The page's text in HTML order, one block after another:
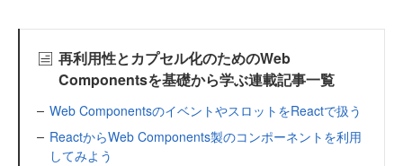
再利用性とカプセル化のためのWeb
Componentsを基礎から学ぶ連載記事一覧
Web ComponentsのイベントやスロットをReactで扱う
ReactからWeb Components製のコンポーネントを利用
してみよう